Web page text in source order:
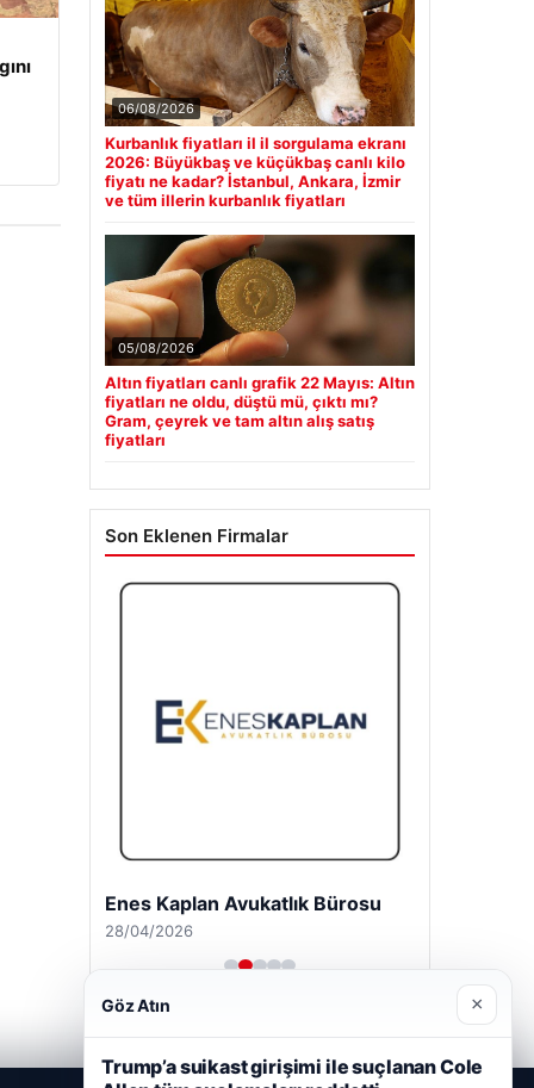
06/08/2026
Kurbanlık fiyatları il il sorgulama ekranı
2026: Büyükbaş ve küçükbaş canlı kilo
fiyatı ne kadar? İstanbul, Ankara, İzmir
ve tüm illerin kurbanlık fiyatları
05/08/2026
Altın fiyatları canlı grafik 22 Mayıs: Altın
fiyatları ne oldu, düştü mü, çıktı mı?
Gram, çeyrek ve tam altın alış satış
fiyatları
Son Eklenen Firmalar
Enes Kaplan Avukatlık Bürosu
28/04/2026
Göz Atın ×
Trump’a suikast girişimi ile suçlanan Cole